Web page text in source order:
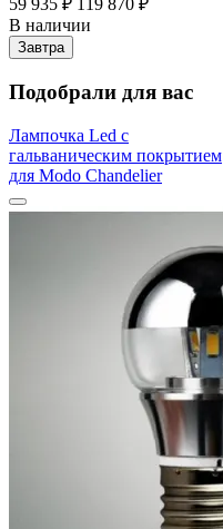
59 935 ₽ 119 870 ₽
В наличии
Завтра
Подобрали для вас
Лампочка Led с
гальваническим покрытием
для Modo Chandelier